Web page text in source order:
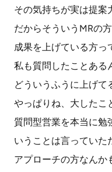
その気持ちが実は提案
だからそういうMRの
成果を上げている方っ
私も質問したことある
どういうふうに上げて
やっぱりね、大したこ
質問型営業を本当に勉
いうことは言っていた
アプローチの方なんか